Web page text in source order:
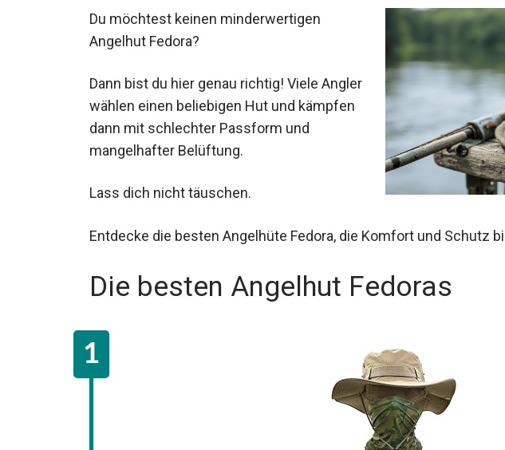
Du möchtest keinen minderwertigen
Angelhut Fedora?
Dann bist du hier genau richtig! Viele Angler
wählen einen beliebigen Hut und kämpfen
dann mit schlechter Passform und
mangelhafter Belüftung.
Lass dich nicht täuschen.
Entdecke die besten Angelhüte Fedora, die Komfort und Schutz
Die besten Angelhut Fedoras